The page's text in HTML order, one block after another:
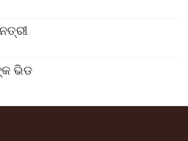
ଭିଡ